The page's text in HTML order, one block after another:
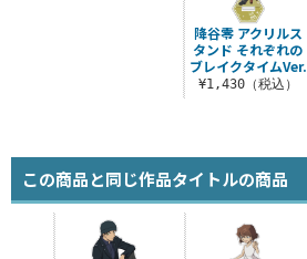
降谷零 アクリルス
タンド それぞれの
ブレイクタイムVer.
¥1,430（税込）
この商品と同じ作品タイトルの商品